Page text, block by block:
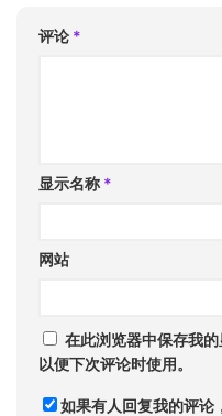
评论 *
显示名称 *
网站
在此浏览器中保存我
以便下次评论时使用。
如果有人回复我的评论